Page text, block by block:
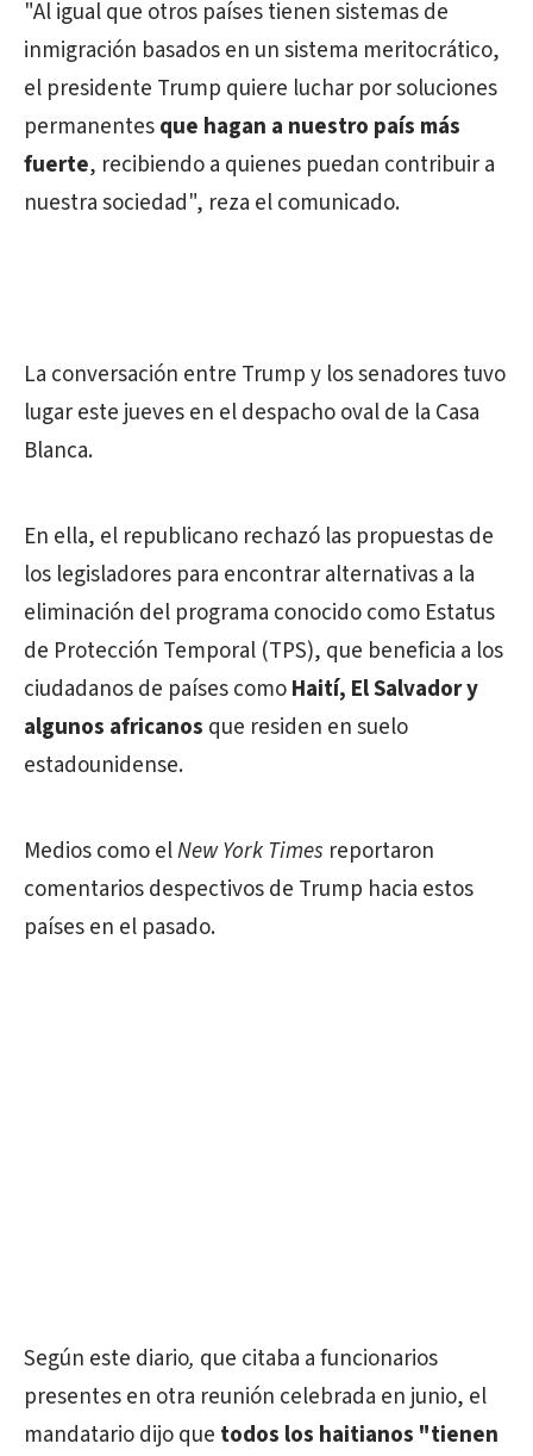
"Al igual que otros países tienen sistemas de
inmigración basados en un sistema meritocrático,
el presidente Trump quiere luchar por soluciones
permanentesque hagan a nuestro país más
fuerte, recibiendo a quienes puedan contribuir a
nuestra sociedad", reza el comunicado.
La conversación entre Trump y los senadores tuvo
lugar este jueves en el despacho oval de la Casa
Blanca.
En ella, el republicano rechazó las propuestas de
los legisladores para encontrar alternativas a la
eliminación del programa conocido como Estatus
de Protección Temporal (TPS), que beneficia a los
ciudadanos de países comoHaití, El Salvador y
algunos africanos que residen en suelo
estadounidense.
Medios como elNew York Times reportaron
comentarios despectivos de Trump hacia estos
países en el pasado.
Según este diario, que citaba a funcionarios
presentes en otra reunión celebrada en junio, el
mandatario dijo que todos los haitianos "tienen